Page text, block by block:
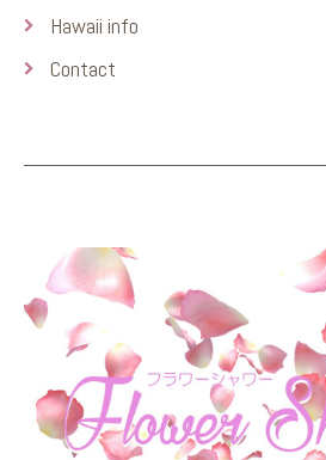
Hawaii info
Contact